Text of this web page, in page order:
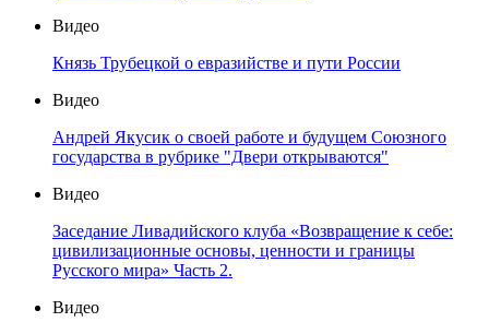
Видео
Князь Трубецкой о евразийстве и пути России
Видео
Андрей Якусик о своей работе и будущем Союзного
государства в рубрике "Двери открываются"
Видео
Заседание Ливадийского клуба «Возвращение к себе:
цивилизационные основы, ценности и границы
Русского мира» Часть 2.
Видео